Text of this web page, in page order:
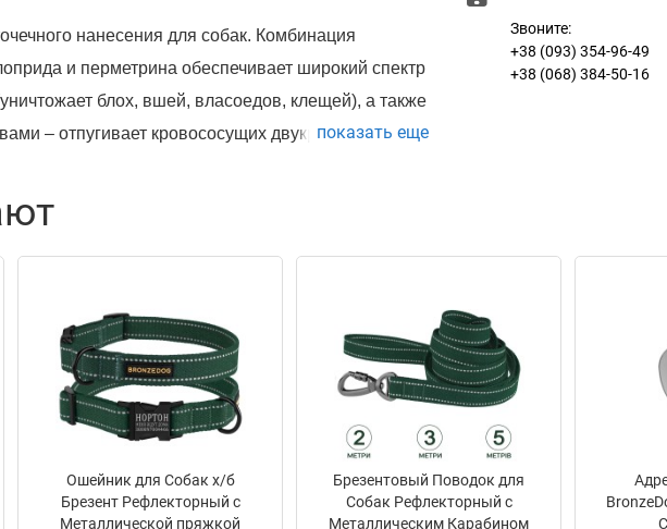
нанесения для собак. Комбинация
и перметрина обеспечивает широкий спектр
блох, вшей, власоедов, клещей), а также
– отпугивает кровососущих двукрылых
лейшманиоз). Применяется наружно,
в полимерных ампулах-капельницах по 0,5, 1
от светло-желтого до желто-коричневого цвета со
компонентов.
вещества:
400, спирт изопропиловый.
показать еще
Звоните:
+38 (093) 354-96-49
+38 (068) 384-50-16
Ошейник для Собак х/б
Брезент Рефлекторный c
Металлической пряжкой
Брезентовый Поводок для
Собак Рефлекторный с
Металлическим Карабином